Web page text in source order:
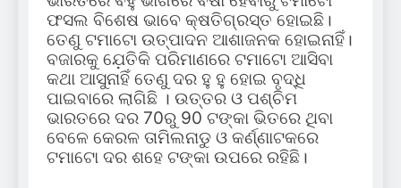
ଫସଲ ବିଶେଷ ଭାବେ କ୍ଷତିଗ୍ରସ୍ତ ହୋଇଛି।
ତେଣୁ ଟମାଟୋ ଉତ୍ପାଦନ ଆଶାଜନକ ହୋଇନାହିଁ।
ବଜାରକୁ ଯ଼େତିକି ପରିମାଣରେ ଟମାଟୋ ଆସିବା
କଥା ଆସୁନାହିଁ ତେଣୁ ଦର ହୁ ହୁ ହୋଇ ବୃଦ୍ଧି
ପାଇବାରେ ଲାଗିଛି । ଉତ୍ତର ଓ ପଶ୍ଚିମ
ଭାରତରେ ଦର 70ରୁ 90 ଟଙ୍କା ଭିତରେ ଥିବା
ବେଳେ କେରଳ ତାମିଲନାଡୁ ଓ କର୍ଣ୍ଣାଟକରେ
ଟମାଟୋ ଦର ଶହେ ଟଙ୍କା ଉପରେ ରହିଛି।